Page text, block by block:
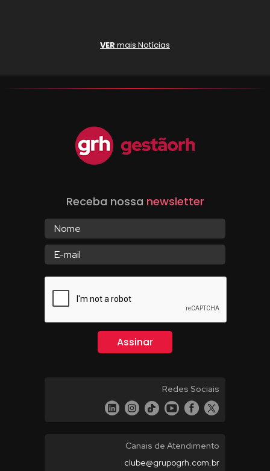
VER mais Notícias
Receba nossa newsletter
Redes Sociais
Canais de Atendimento
clube@grupogrh.com.br